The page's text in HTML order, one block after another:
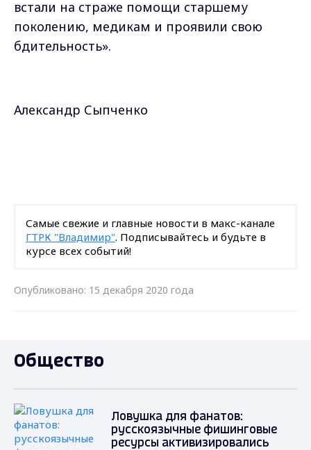
встали на страже помощи старшему
поколению, медикам и проявили свою
бдительность».
Александр Сыпченко
Самые свежие и главные новости в макс-канале
ГТРК "Владимир". Подписывайтесь и будьте в
курсе всех событий!
Опубликовано: 15 декабря 2020 года
Общество
Ловушка для фанатов:
русскоязычные фишинговые
ресурсы активизировались